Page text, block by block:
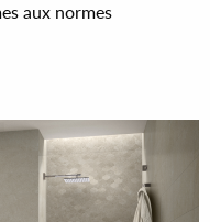
aux normes